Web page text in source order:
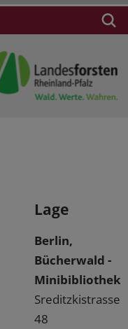
Lage
Berlin,
Bücherwald -
Minibibliothek
Sreditzkistrasse
48